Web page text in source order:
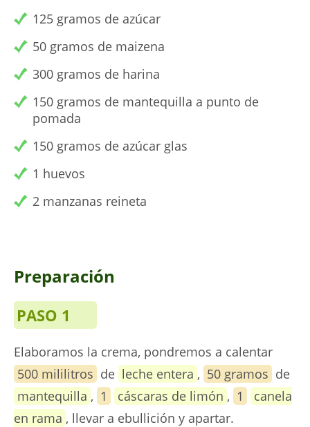
125 gramos de azúcar
50 gramos de maizena
300 gramos de harina
150 gramos de mantequilla a punto de
pomada
150 gramos de azúcar glas
1 huevos
2 manzanas reineta
Preparación
PASO 1
Elaboramos la crema, pondremos a calentar
500 mililitros de leche entera , 50 gramos de
mantequilla , 1 cáscaras de limón , 1
canela
en rama , llevar a ebullición y apartar.